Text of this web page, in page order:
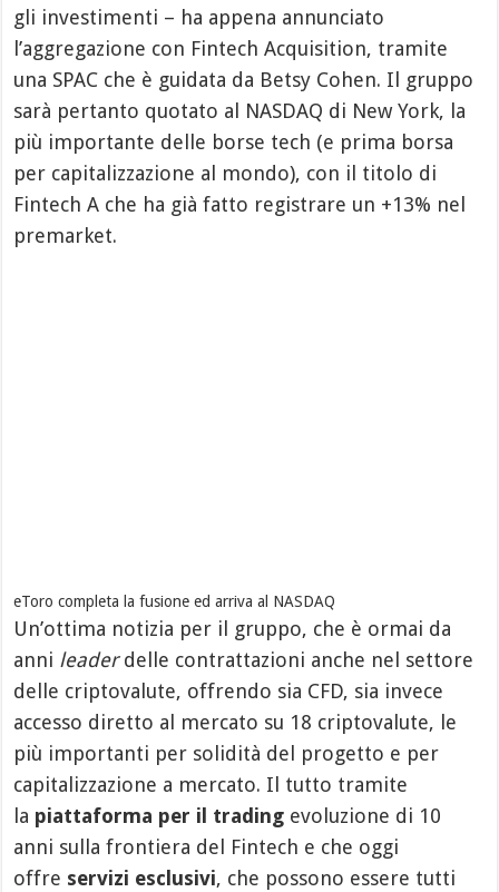
gli investimenti – ha appena annunciato
l’aggregazione con Fintech Acquisition, tramite
una SPAC che è guidata da Betsy Cohen. Il gruppo
sarà pertanto quotato al NASDAQ di New York, la
più importante delle borse tech (e prima borsa
per capitalizzazione al mondo), con il titolo di
Fintech A che ha già fatto registrare un +13% nel
premarket.
eToro completa la fusione ed arriva al NASDAQ
Un’ottima notizia per il gruppo, che è ormai da
anni leaderdelle contrattazioni anche nel settore
delle criptovalute, offrendo sia CFD, sia invece
accesso diretto al mercato su 18 criptovalute, le
più importanti per solidità del progetto e per
capitalizzazione a mercato. Il tutto tramite
la piattaforma per il trading evoluzione di 10
anni sulla frontiera del Fintech e che oggi
offre servizi esclusivi, che possono essere tutti